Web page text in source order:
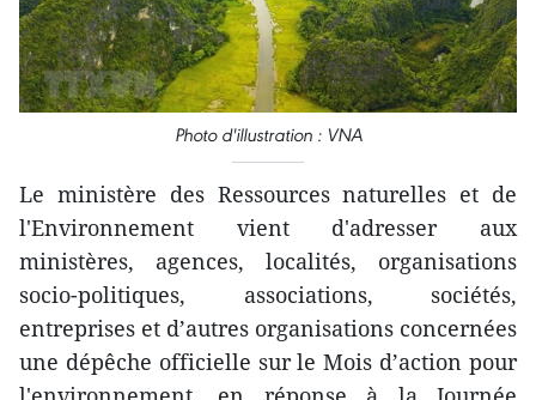
Photo d'illustration : VNA
Le ministère des Ressources naturelles et de
l'Environnement vient d'adresser aux
ministères, agences, localités, organisations
socio-politiques, associations, sociétés,
entreprises et d’autres organisations concernées
une dépêche officielle sur le Mois d’action pour